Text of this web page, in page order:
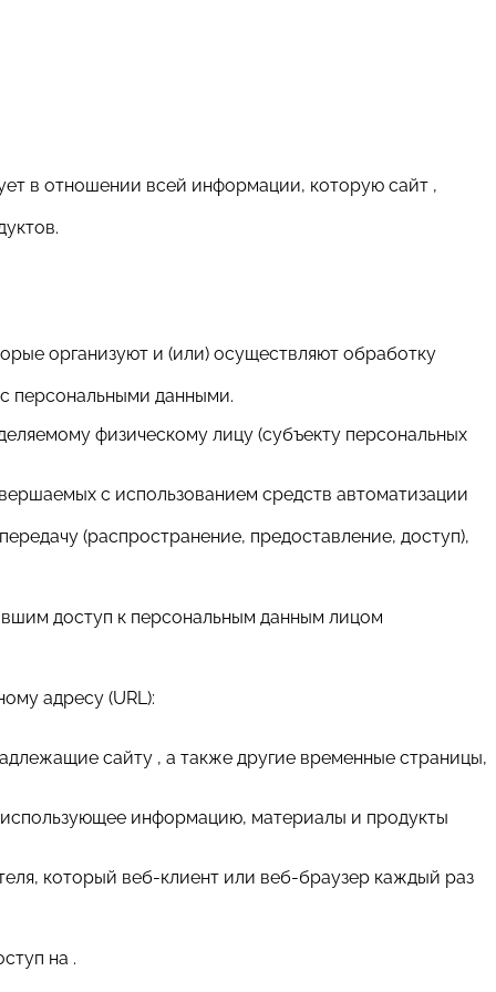
в отношении всей информации, которую сайт ,
организуют и (или) осуществляют обработку
персональными данными.
физическому лицу (субъекту персональных
с использованием средств автоматизации
(распространение, предоставление, доступ),
доступ к персональным данным лицом
адресу (URL):
сайту , а также другие временные страницы,
использующее информацию, материалы и продукты
который веб-клиент или веб-браузер каждый раз
на .